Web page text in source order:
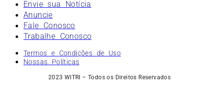
Envie sua Notícia
Anuncie
Fale Conosco
Trabalhe Conosco
Termos e Condições de Uso
Nossas Políticas
2023 WITRI – Todos os Direitos Reservados